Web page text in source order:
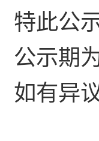
特此公
公示期
如有异